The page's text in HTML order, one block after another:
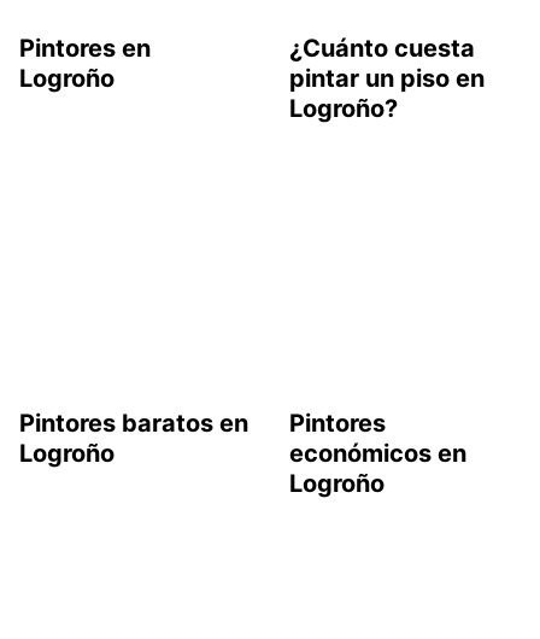
Pintores en
Logroño
¿Cuánto cuesta
pintar un piso en
Logroño?
Pintores baratos en
Logroño
Pintores
económicos en
Logroño